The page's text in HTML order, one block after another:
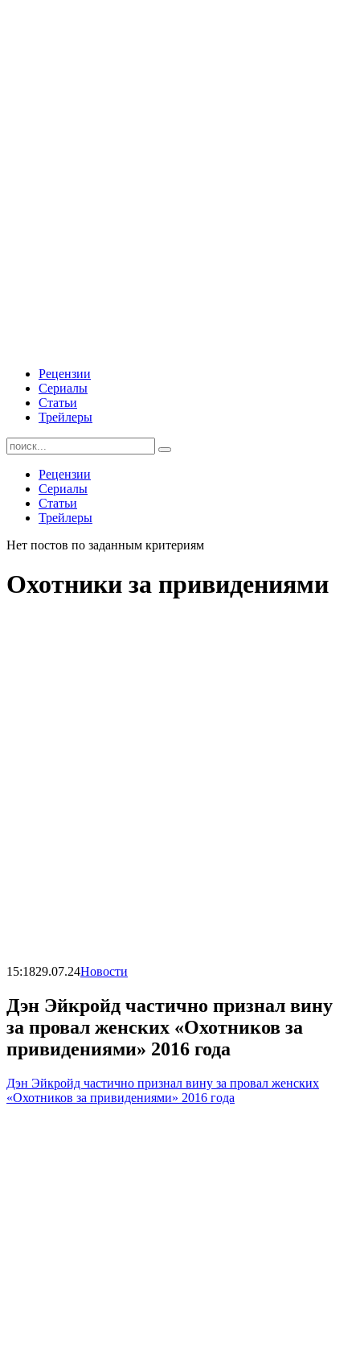
Рецензии
Сериалы
Статьи
Трейлеры
Найти:
Рецензии
Сериалы
Статьи
Трейлеры
Нет постов по заданным критериям
Охотники за привидениями
15:1829.07.24Новости
Дэн Эйкройд частично признал вину
за провал женских «Охотников за
привидениями» 2016 года
Дэн Эйкройд частично признал вину за провал женских
«Охотников за привидениями» 2016 года